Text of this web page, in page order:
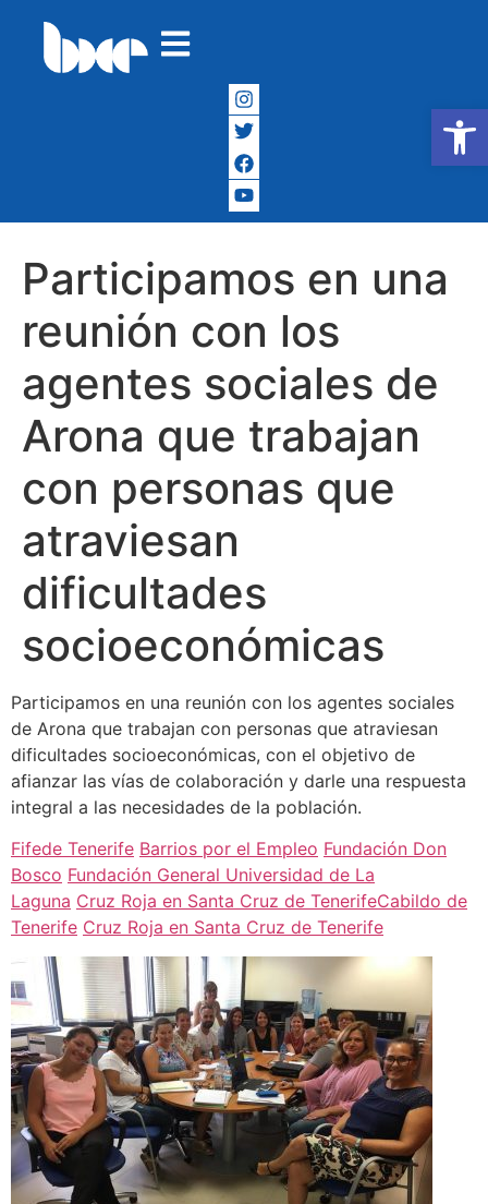
Abrir
Participamos en una
reunión con los
agentes sociales de
Arona que trabajan
con personas que
atraviesan
dificultades
socioeconómicas
Participamos en una reunión con los agentes sociales
de Arona que trabajan con personas que atraviesan
dificultades socioeconómicas, con el objetivo de
afianzar las vías de colaboración y darle una respuesta
integral a las necesidades de la población.
Fifede Tenerife Barrios por el Empleo Fundación Don
Bosco Fundación General Universidad de La
Laguna Cruz Roja en Santa Cruz de TenerifeCabildo de
Tenerife Cruz Roja en Santa Cruz de Tenerife